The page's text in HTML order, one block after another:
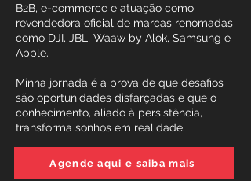
B2B, e-commerce e atuação como
revendedora oficial de marcas renomadas
como DJI, JBL, Waaw by Alok, Samsung e
Apple.
Minha jornada é a prova de que desafios
são oportunidades disfarçadas e que o
conhecimento, aliado à persistência,
transforma sonhos em realidade.
Agende aqui e saiba mais